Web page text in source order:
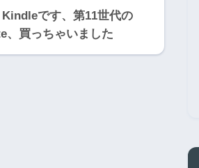
です、第11世代の
買っちゃいました